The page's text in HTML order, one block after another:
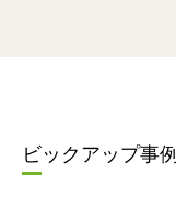
ビックアップ事例